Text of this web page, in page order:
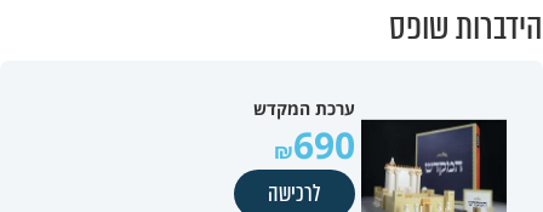
הידברות שופס
ערכת המקדש
690
לרכישה